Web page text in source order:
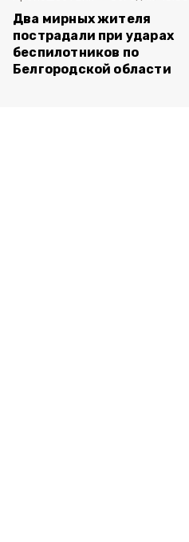
Два мирных жителя
пострадали при ударах
беспилотников по
Белгородской области